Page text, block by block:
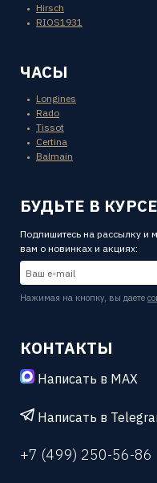
Hirsch
RIOS1931
ЧАСЫ
Longines
Rado
Tissot
Certina
Balmain
БУДЬТЕ В КУРСЕ
Подпишитесь на рассылку и
вам о новинках и акциях:
Нажимая на кнопку, вы даете
КОНТАКТЫ
Написать в MAX
Написать в
+7 (499) 250-56-86